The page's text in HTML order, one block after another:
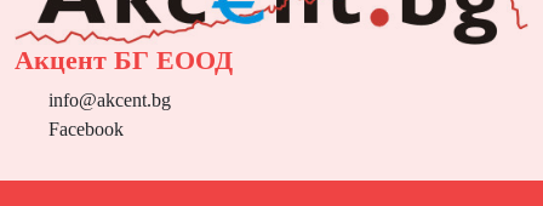
Акцент БГ ЕООД
info@akcent.bg
Facebook